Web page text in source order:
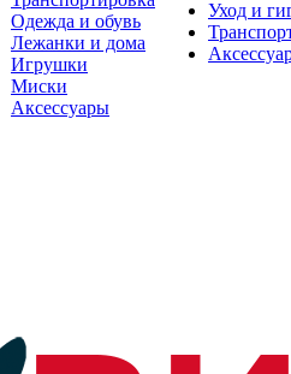
Одежда и обувь
Лежанки и дома
Игрушки
Миски
Аксессуары
Уход и